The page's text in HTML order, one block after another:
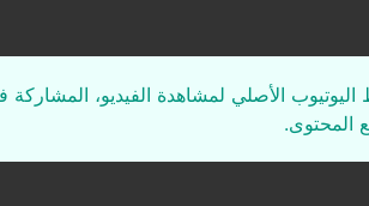
اليوتيوب الأصلي لمشاهدة الفيديو،
المحتوى.